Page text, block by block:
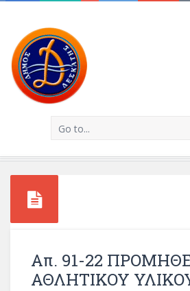
Go to...
Απ. 91-22
ΑΘΛΗΤΙΚΟΥ